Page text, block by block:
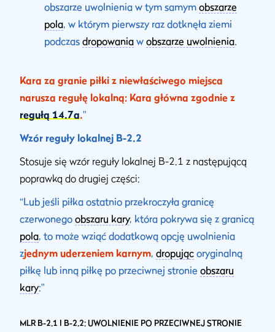
obszarze uwolnienia w tym samym obszarze
pola, w którym pierwszy raz dotknęła ziemi
podczas dropowania w obszarze uwolnienia.
Kara za granie piłki z niewłaściwego miejsca
narusza regułę lokalną: Kara główna zgodnie z
regułą 14.7a."
Wzór reguły lokalnej B-2.2
Stosuje się wzór reguły lokalnej B-2.1 z następującą
poprawką do drugiej części:
“Lub jeśli piłka ostatnio przekroczyła granicę
czerwonego obszaru kary, która pokrywa się z granicą
pola, to może wziąć dodatkową opcję uwolnienia
zjednym uderzeniem karnym, dropując oryginalną
piłkę lub inną piłkę po przeciwnej stronie obszaru
kary:"
MLR B-2.1 I B-2.2: UWOLNIENIE PO PRZECIWNEJ STRONIE